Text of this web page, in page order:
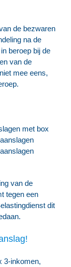
de bezwaren
na de
beroep bij de
van de
mee eens,
met box
van de
tegen een
dit
3-inkomen,